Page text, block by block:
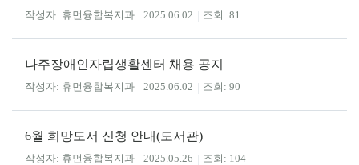
휴먼융합복지과 2025.06.02 81
나주장애인자립생활센터 채용 공지
휴먼융합복지과 2025.06.02 90
6월 희망도서 신청 안내(도서관)
휴먼융합복지과 2025.05.26 104